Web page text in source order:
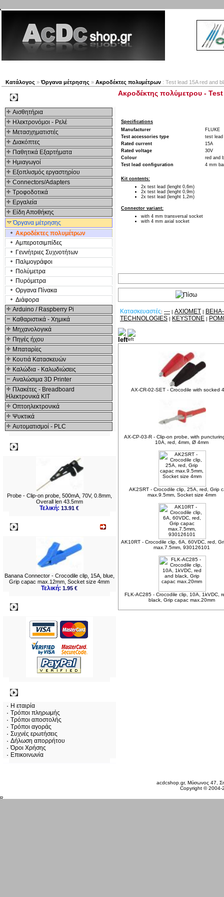
Κατάλογος »Όργανα μέτρησης » Ακροδέκτες πολυμέτρων : Test lead 15A red and
Αισθητήρια
Ηλεκτρονόμοι - Ρελέ
Μετασχηματιστές
Διακόπτες
Παθητικά Εξαρτήματα
Hμιαγωγοί
Εξοπλισμός εργαστηρίου
Connectors/Adapters
Τροφοδοτικά
Εργαλεία
Είδη Αποθήκης
Όργανα μέτρησης
Ακροδέκτες πολυμέτρων
Αμπεροτσιμπίδες
Γενvήτριες Συχνοτήτων
Παλμογράφοι
Πολύμετρα
Πυρόμετρα
Οργανα Πίνακα
Διάφορα
Arduino / Raspberry Pi
Καθαριστικά - Χημικά
Μηχανολογικά
Πηγές ήχου
Μπαταρίες
Κουτιά Κατασκευών
Καλώδια - Καλωδιώσεις
Αναλώσιμα 3D Printer
Πλακέτες - Breadboard
Ηλεκτρονικά ΚΙΤ
Οπτοηλεκτρονικά
Ψυκτικά
Αυτοματισμοί - PLC
Probe - Clip-on probe, 500mA, 70V, 0.8mm,
Overall len 43.5mm
Τελική:13.91 €
Banana Connector - Crocodile clip, 15A, blue,
Grip capac max.12mm, Socket size 4mm
Τελική:1.95 €
Η εταιρία
Τρόποι πληρωμής
Τρόποι αποστολής
Τρόποι αγοράς
Συχνές ερωτήσεις
Δήλωση απορρήτου
Όροι Χρήσης
Επικοινωνία
Ακροδέκτης πολύμετρου -
Specifications
Manufacturer
FLUKE
Test accessories type
test lead
Rated current
15A
Rated voltage
30V
Colour
red and
Test lead configuration
4 mm
Kit contents:
2x test lead (lenght 0,6m)
2x test lead (lenght 0,9m)
2x test lead (lenght 1,2m)
Connector variant:
with 4 mm transversal socket
with 4 mm axial socket
Κατασκευαστές: --- | AXIOMET |
TECHNOLOGIES | KEYSTONE |
AX-CR-02-SET - Crocodile with socked
AX-CP-03-R - Clip-on probe, with
10A, red, 4mm, Ø 4mm
AK2SRT - Crocodile clip, 25A, red, Grip
max.9.5mm, Socket size 4mm
AK10RT - Crocodile clip, 6A, 60VDC, red,
max.7.5mm, 930126101
FLK-AC285 - Crocodile clip, 10A, 1kVDC,
black, Grip capac max.20mm
acdcshop.gr, Μύσωνος 47,
Copyright ©